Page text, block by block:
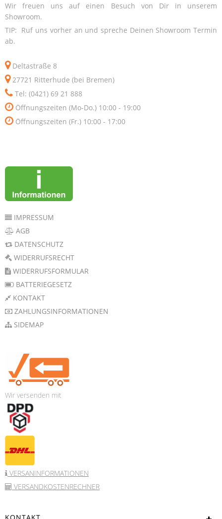
Wir freuen uns auf einen Besuch von Dir in unserem
Showroom.
TIP: Ruf uns vorher an und spreche Deinen Showroom Termin
ab.
Deltastraße 8
27721 Ritterhude (bei Bremen)
Tel: (0421) 69 21 888
Öffnungszeiten (Mo-Do.) 10:00 - 19:00
Öffnungszeiten (Fr.) 10:00 - 17:00
IMPRESSUM
AGB
DATENSCHUTZ
WIDERRUFSRECHT
WIDERRUFSFORMULAR
BATTERIEGESETZ
KONTAKT
ZAHLUNGSINFORMATIONEN
SIDEMAP
Wir versenden mit
VERSANINFORMATIONEN
VERSANDKOSTENRECHNER
KONTAKT